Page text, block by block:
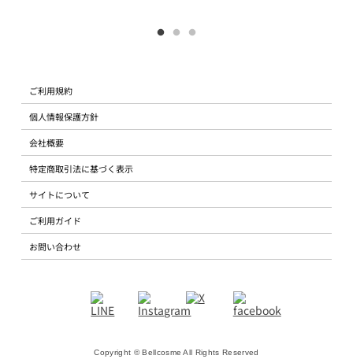
ご利用規約
個人情報保護方針
会社概要
特定商取引法に基づく表示
サイトについて
ご利用ガイド
お問い合わせ
Copyright © Bellcosme All Rights Reserved